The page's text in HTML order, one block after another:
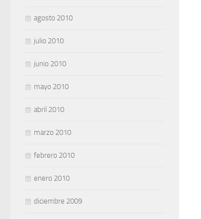
agosto 2010
julio 2010
junio 2010
mayo 2010
abril 2010
marzo 2010
febrero 2010
enero 2010
diciembre 2009